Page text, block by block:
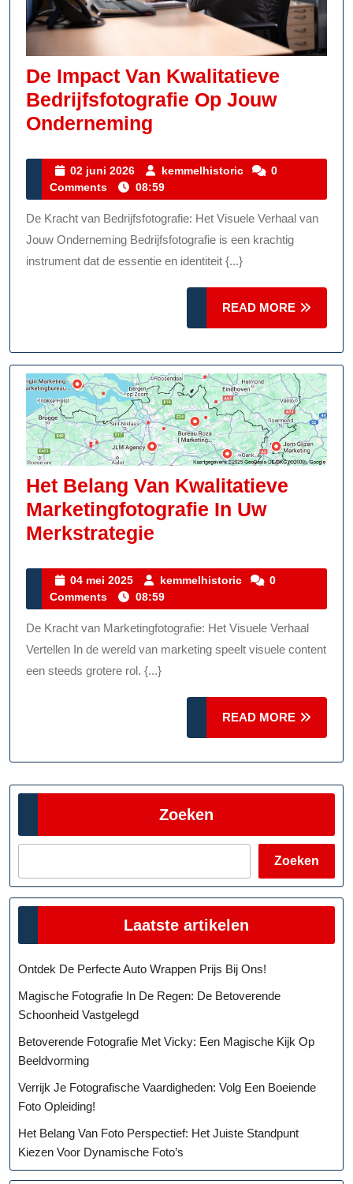
De Impact Van Kwalitatieve
Bedrijfsfotografie Op Jouw
Onderneming
Van
Kwalitatieve
Bedrijfsfotografie
Op
Jouw
Onderneming
02 juni 2026
02
juni
2026
kemmelhistoric kemmelhistoric
0
Comments
08:59
De Kracht van Bedrijfsfotografie: Het Visuele Verhaal van
Jouw Onderneming Bedrijfsfotografie is een krachtig
instrument dat de essentie en identiteit {...}
READ MORE
MORE
Het Belang Van Kwalitatieve
Marketingfotografie In Uw
Merkstrategie
Van
Kwalitatieve
Marketingfotografie
In
Uw
Merkstrategie
04 mei 2025
04
mei
2025
kemmelhistoric kemmelhistoric
0
Comments
08:59
De Kracht van Marketingfotografie: Het Visuele Verhaal
Vertellen In de wereld van marketing speelt visuele content
een steeds grotere rol. {...}
READ MORE
MORE
Zoeken
Zoeken
Laatste artikelen
Ontdek De Perfecte Auto Wrappen Prijs Bij Ons!
Magische Fotografie In De Regen: De Betoverende
Schoonheid Vastgelegd
Betoverende Fotografie Met Vicky: Een Magische Kijk Op
Beeldvorming
Verrijk Je Fotografische Vaardigheden: Volg Een Boeiende
Foto Opleiding!
Het Belang Van Foto Perspectief: Het Juiste Standpunt
Kiezen Voor Dynamische Foto’s